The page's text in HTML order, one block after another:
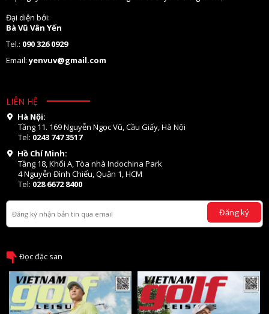
Đại diện bởi:
Bà Vũ Vân Yến
Tel.: 090 326 0929
Email:yenvuv@gmail.com
LIÊN HỆ
Hà Nội:
Tầng 11. 169 Nguyễn Ngọc Vũ, Cầu Giấy, Hà Nội
Tel: 0243 747 3517
Hồ Chí Minh:
Tầng 18, Khối A, Tòa nhà Indochina Park
4 Nguyễn Đình Chiểu, Quận 1, HCM
Tel: 028 6672 8400
Đăng ký
Đọc đặc san